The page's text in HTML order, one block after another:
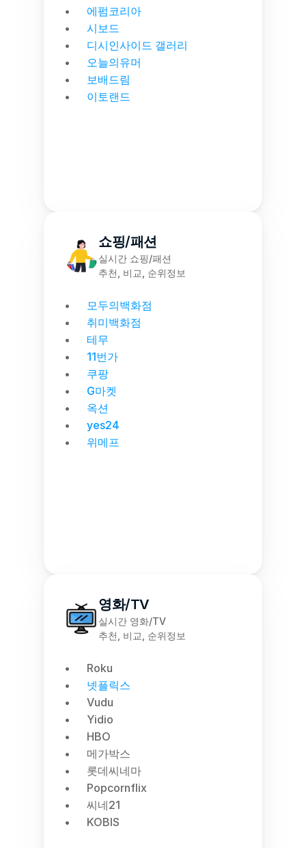
에펌코리아
시보드
디시인사이드 갤러리
오늘의유머
보배드림
이토랜드
쇼핑/패션
실시간 쇼핑/패션
추천, 비교, 순위정보
모두의백화점
취미백화점
테무
11번가
쿠팡
G마켓
옥션
yes24
위메프
영화/TV
실시간 영화/TV
추천, 비교, 순위정보
Roku
넷플릭스
Vudu
Yidio
HBO
메가박스
롯데씨네마
Popcornflix
씨네21
KOBIS